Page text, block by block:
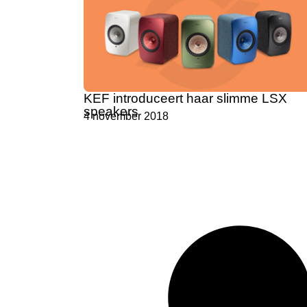
KEF introduceert haar slimme LSX
speakers
4 november 2018